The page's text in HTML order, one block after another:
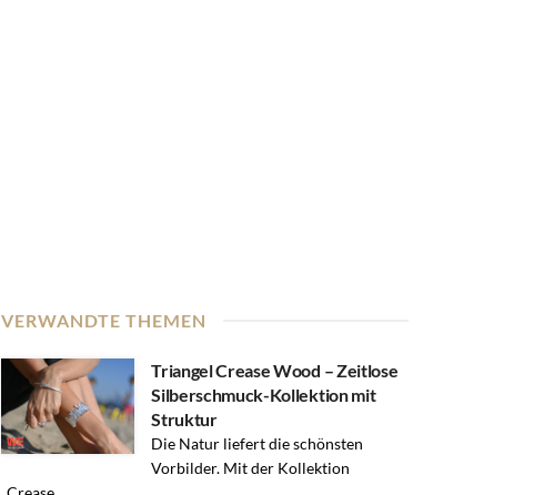
VERWANDTE THEMEN
Triangel Crease Wood – Zeitlose
Silberschmuck-Kollektion mit
Struktur
Die Natur liefert die schönsten
Vorbilder. Mit der Kollektion